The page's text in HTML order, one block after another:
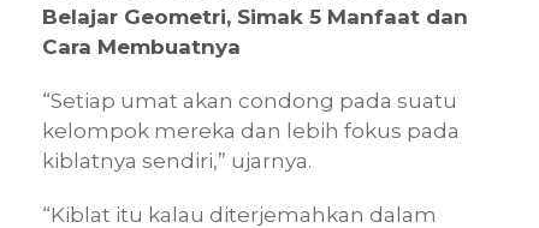
Belajar Geometri, Simak 5 Manfaat dan
Cara Membuatnya
“Setiap umat akan condong pada suatu
kelompok mereka dan lebih fokus pada
kiblatnya sendiri,” ujarnya.
“Kiblat itu kalau diterjemahkan dalam